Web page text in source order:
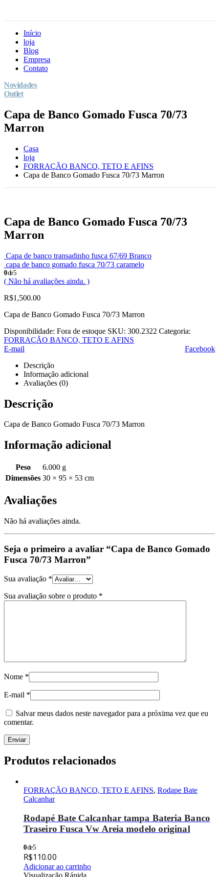
Início
loja
Blog
Empresa
Contato
Novidades
Outlet
Capa de Banco Gomado Fusca 70/73
Marron
Casa
loja
FORRAÇÃO BANCO, TETO E AFINS
Capa de Banco Gomado Fusca 70/73 Marron
Capa de Banco Gomado Fusca 70/73
Marron
Capa de banco transadinho fusca 67/69 Branco
capa de banco gomado fusca 70/73 caramelo
0de 5
( Não há avaliações ainda. )
R$1,500.00
Capa de Banco Gomado Fusca 70/73 Marron
Disponibilidade: Fora de estoque SKU: 300.2322 Categoria:
FORRAÇÃO BANCO, TETO E AFINS
Facebook
E-mail
Descrição
Informação adicional
Avaliações (0)
Descrição
Capa de Banco Gomado Fusca 70/73 Marron
Informação adicional
Peso
6.000 g
Dimensões 30 × 95 × 53 cm
Avaliações
Não há avaliações ainda.
Seja o primeiro a avaliar “Capa de Banco Gomado
Fusca 70/73 Marron”
Sua avaliação *
Sua avaliação sobre o produto *
Nome *
E-mail *
Salvar meus dados neste navegador para a próxima vez que eu
comentar.
Produtos relacionados
FORRAÇÃO BANCO, TETO E AFINS, Rodape Bate
Calcanhar
Rodapé Bate Calcanhar tampa Bateria Banco
Traseiro Fusca Vw Areia modelo original
0de 5
R$110.00
Adicionar ao carrinho
Visualização Rápida